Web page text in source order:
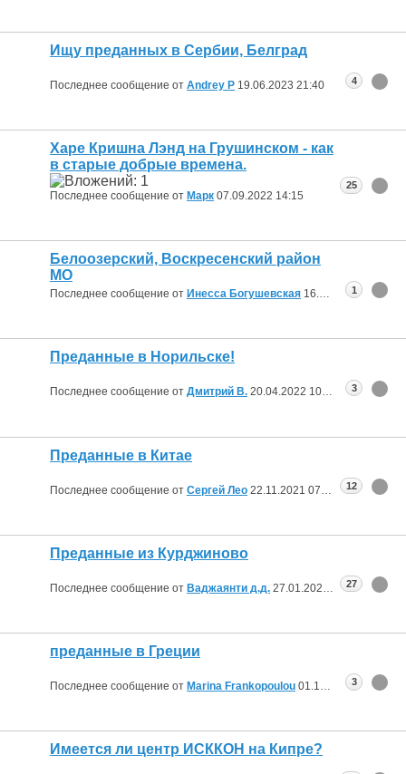
Ищу преданных в Сербии, Белград
Последнее сообщение от Andrey P 19.06.2023 21:40 4
Харе Кришна Лэнд на Грушинском - как
в старые добрые времена.
Последнее сообщение от Марк 07.09.2022 14:15
25
Белоозерский, Воскресенский район
МО
Последнее сообщение от Инесса Богушевская 16.06.2022 03:03
1
Преданные в Норильске!
Последнее сообщение от Дмитрий В. 20.04.2022 10:08 3
Преданные в Китае
Последнее сообщение от Сергей Лео 22.11.2021 07:59 12
Преданные из Курджиново
Последнее сообщение от Ваджаянти д.д. 27.01.2020 21:23
27
преданные в Греции
Последнее сообщение от Marina Frankopoulou 01.12.2019 18:23
3
Имеется ли центр ИСККОН на Кипре?